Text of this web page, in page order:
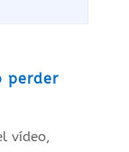
perder
vídeo,